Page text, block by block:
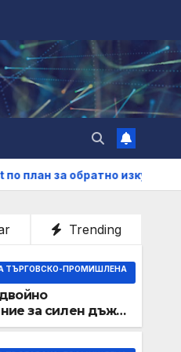
изкупуване: Хоп
Trending
ТЪРГОВСКО-ПРОМИШЛЕНА
за силен дъжд